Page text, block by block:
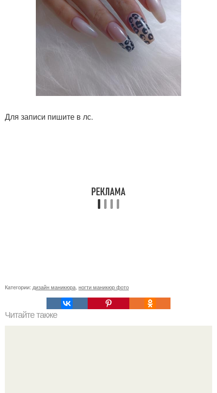
Для записи пишите в лс.
Категории: дизайн маникюра ногти маникюр фото
Читайте также